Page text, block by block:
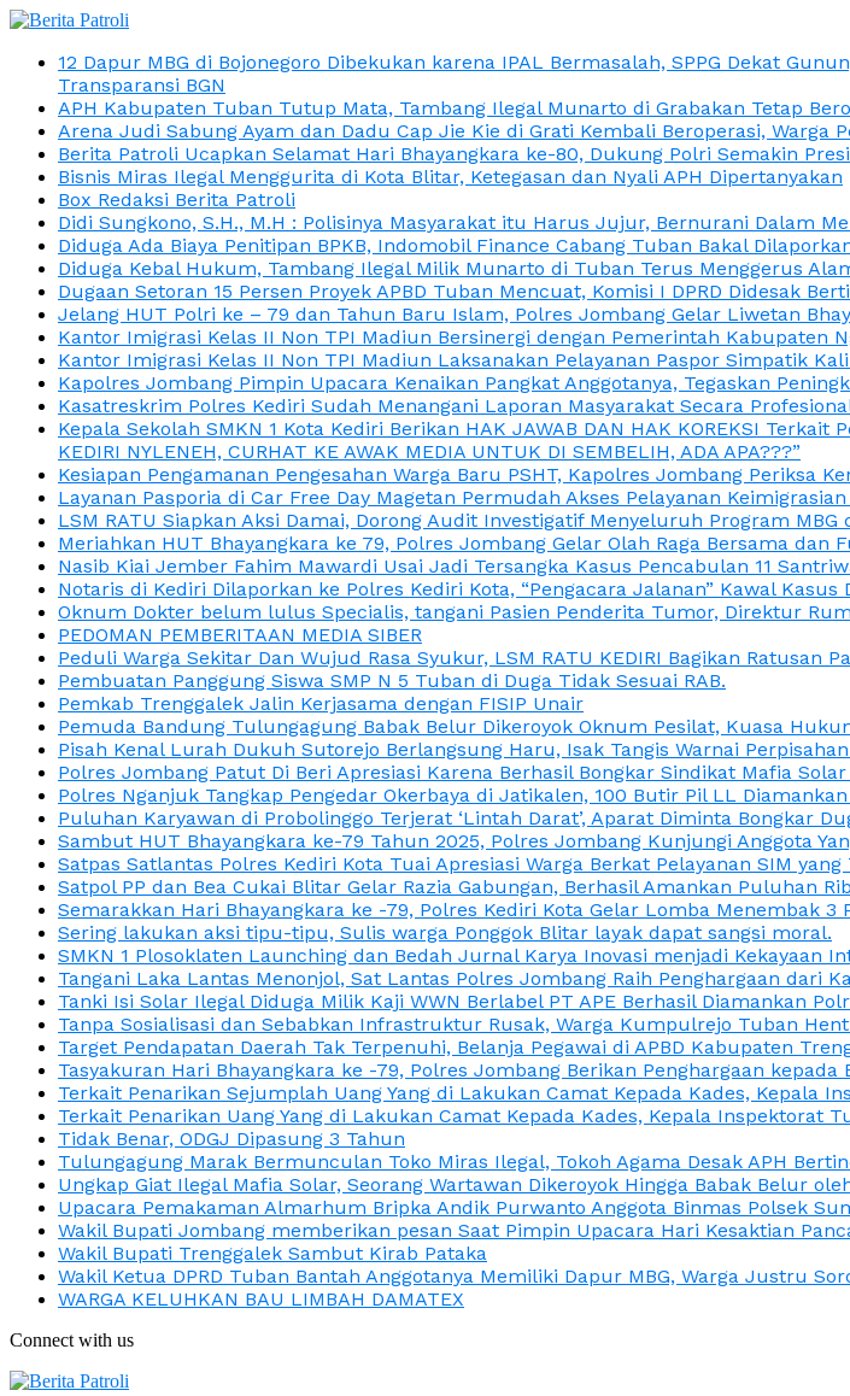
12 Dapur MBG di Bojonegoro Dibekukan karena IPAL Bermasalah, SPPG Dekat
Transparansi BGN
APH Kabupaten Tuban Tutup Mata, Tambang Ilegal Munarto di Grabakan Tetap
Arena Judi Sabung Ayam dan Dadu Cap Jie Kie di Grati Kembali Beroperasi, Warga
Berita Patroli Ucapkan Selamat Hari Bhayangkara ke-80, Dukung Polri Semakin
Bisnis Miras Ilegal Menggurita di Kota Blitar, Ketegasan dan Nyali APH Dipertanyakan
Box Redaksi Berita Patroli
Didi Sungkono, S.H., M.H : Polisinya Masyarakat itu Harus Jujur, Bernurani Dalam
Diduga Ada Biaya Penitipan BPKB, Indomobil Finance Cabang Tuban Bakal
Diduga Kebal Hukum, Tambang Ilegal Milik Munarto di Tuban Terus Menggerus
Dugaan Setoran 15 Persen Proyek APBD Tuban Mencuat, Komisi I DPRD Didesak
Jelang HUT Polri ke – 79 dan Tahun Baru Islam, Polres Jombang Gelar Liwetan
Kantor Imigrasi Kelas II Non TPI Madiun Bersinergi dengan Pemerintah Kabupaten
Kantor Imigrasi Kelas II Non TPI Madiun Laksanakan Pelayanan Paspor Simpatik
Kapolres Jombang Pimpin Upacara Kenaikan Pangkat Anggotanya, Tegaskan
Kasatreskrim Polres Kediri Sudah Menangani Laporan Masyarakat Secara
Kepala Sekolah SMKN 1 Kota Kediri Berikan HAK JAWAB DAN HAK KOREKSI
KEDIRI NYLENEH, CURHAT KE AWAK MEDIA UNTUK DI SEMBELIH, ADA APA???”
Kesiapan Pengamanan Pengesahan Warga Baru PSHT, Kapolres Jombang Periksa
Layanan Pasporia di Car Free Day Magetan Permudah Akses Pelayanan
LSM RATU Siapkan Aksi Damai, Dorong Audit Investigatif Menyeluruh Program MBG
Meriahkan HUT Bhayangkara ke 79, Polres Jombang Gelar Olah Raga Bersama dan
Nasib Kiai Jember Fahim Mawardi Usai Jadi Tersangka Kasus Pencabulan 11
Notaris di Kediri Dilaporkan ke Polres Kediri Kota, “Pengacara Jalanan” Kawal Kasus
Oknum Dokter belum lulus Specialis, tangani Pasien Penderita Tumor, Direktur
PEDOMAN PEMBERITAAN MEDIA SIBER
Peduli Warga Sekitar Dan Wujud Rasa Syukur, LSM RATU KEDIRI Bagikan Ratusan
Pembuatan Panggung Siswa SMP N 5 Tuban di Duga Tidak Sesuai RAB.
Pemkab Trenggalek Jalin Kerjasama dengan FISIP Unair
Pemuda Bandung Tulungagung Babak Belur Dikeroyok Oknum Pesilat, Kuasa
Pisah Kenal Lurah Dukuh Sutorejo Berlangsung Haru, Isak Tangis Warnai
Polres Jombang Patut Di Beri Apresiasi Karena Berhasil Bongkar Sindikat Mafia
Polres Nganjuk Tangkap Pengedar Okerbaya di Jatikalen, 100 Butir Pil LL Diamankan
Puluhan Karyawan di Probolinggo Terjerat ‘Lintah Darat’, Aparat Diminta Bongkar
Sambut HUT Bhayangkara ke-79 Tahun 2025, Polres Jombang Kunjungi Anggota
Satpas Satlantas Polres Kediri Kota Tuai Apresiasi Warga Berkat Pelayanan SIM
Satpol PP dan Bea Cukai Blitar Gelar Razia Gabungan, Berhasil Amankan Puluhan
Semarakkan Hari Bhayangkara ke -79, Polres Kediri Kota Gelar Lomba Menembak 3
Sering lakukan aksi tipu-tipu, Sulis warga Ponggok Blitar layak dapat sangsi moral.
SMKN 1 Plosoklaten Launching dan Bedah Jurnal Karya Inovasi menjadi Kekayaan
Tangani Laka Lantas Menonjol, Sat Lantas Polres Jombang Raih Penghargaan dari
Tanki Isi Solar Ilegal Diduga Milik Kaji WWN Berlabel PT APE Berhasil Diamankan
Tanpa Sosialisasi dan Sebabkan Infrastruktur Rusak, Warga Kumpulrejo Tuban
Target Pendapatan Daerah Tak Terpenuhi, Belanja Pegawai di APBD Kabupaten
Tasyakuran Hari Bhayangkara ke -79, Polres Jombang Berikan Penghargaan
Terkait Penarikan Sejumplah Uang Yang di Lakukan Camat Kepada Kades, Kepala
Terkait Penarikan Uang Yang di Lakukan Camat Kepada Kades, Kepala Inspektorat
Tidak Benar, ODGJ Dipasung 3 Tahun
Tulungagung Marak Bermunculan Toko Miras Ilegal, Tokoh Agama Desak APH
Ungkap Giat Ilegal Mafia Solar, Seorang Wartawan Dikeroyok Hingga Babak Belur
Upacara Pemakaman Almarhum Bripka Andik Purwanto Anggota Binmas Polsek
Wakil Bupati Jombang memberikan pesan Saat Pimpin Upacara Hari Kesaktian
Wakil Bupati Trenggalek Sambut Kirab Pataka
Wakil Ketua DPRD Tuban Bantah Anggotanya Memiliki Dapur MBG, Warga Justru
WARGA KELUHKAN BAU LIMBAH DAMATEX
Connect with us